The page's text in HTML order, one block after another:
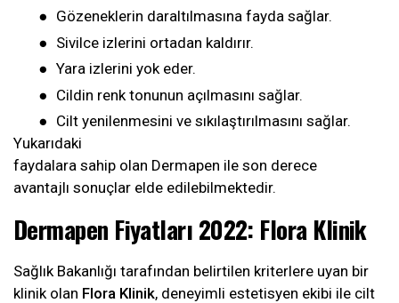
● Gözeneklerin daraltılmasına fayda sağlar.
● Sivilce izlerini ortadan kaldırır.
● Yara izlerini yok eder.
● Cildin renk tonunun açılmasını sağlar.
● Cilt yenilenmesini ve sıkılaştırılmasını sağlar.
Yukarıdaki
faydalara sahip olan Dermapen ile son derece
avantajlı sonuçlar elde edilebilmektedir.
Dermapen Fiyatları 2022: Flora Klinik
Sağlık Bakanlığı tarafından belirtilen kriterlere uyan bir
klinik olan Flora Klinik, deneyimli estetisyen ekibi ile cilt